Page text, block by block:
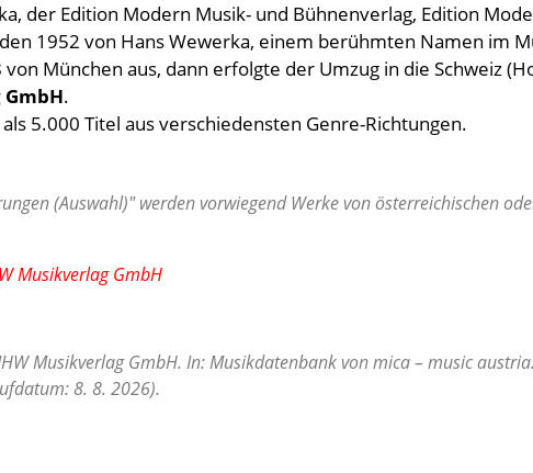
der Edition Modern Musik- und Bühnenverlag, Edition
1952 von Hans Wewerka, einem berühmten Namen im
München aus, dann erfolgte der Umzug in die Schweiz (
.
5.000 Titel aus verschiedensten Genre-Richtungen.
(Auswahl)" werden vorwiegend Werke von österreichischen
Musikverlag GmbH
Musikverlag GmbH. In: Musikdatenbank von mica – music
8. 8. 2026).